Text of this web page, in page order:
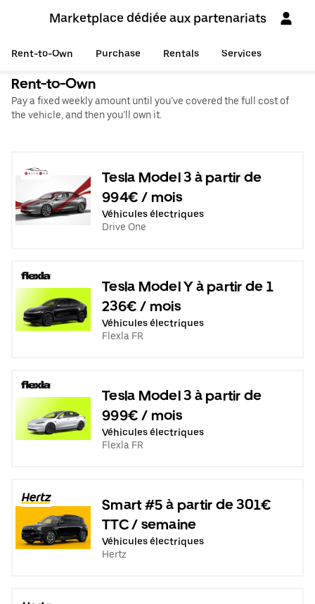
Marketplace dédiée aux partenariats
Rent-to-Own Purchase Rentals Services
Rent-to-Own
Pay a fixed weekly amount until you’ve covered the full cost of
the vehicle, and then you’ll own it.
Tesla Model 3 à partir de
994€ / mois
Véhicules électriques
Drive One
Tesla Model Y à partir de 1
236€ / mois
Véhicules électriques
Flexla FR
Tesla Model 3 à partir de
999€ / mois
Véhicules électriques
Flexla FR
Smart #5 à partir de 301€
TTC / semaine
Véhicules électriques
Hertz